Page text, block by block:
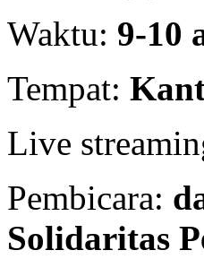
Waktu: 9-10
Tempat:
Live
Pembicara:
Solidaritas